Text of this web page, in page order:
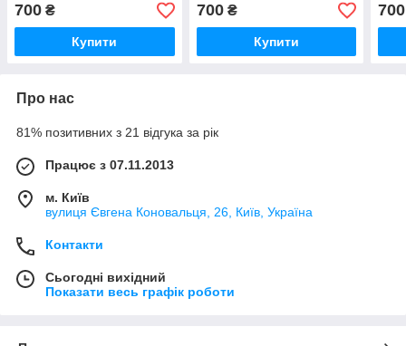
700 ₴
Купити
700₴
Купити
700
Про нас
81% позитивних з 21 відгука за рік
Працює з 07.11.2013
м. Київ
вулиця Євгена Коновальця, 26, Київ, Україна
Контакти
Сьогодні вихідний
Показати весь графік роботи